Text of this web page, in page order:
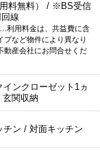
料無料） / ※BS受信
線
利用料金は、共益費に含
プなど物件により異なり
動産会社にお問合せくだ
ンクローゼット1ヵ
関収納
チン / 対面キッチン